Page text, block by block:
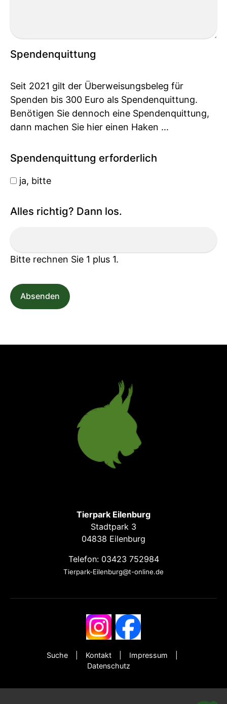
Spendenquittung
Seit 2021 gilt der Überweisungsbeleg für
Spenden bis 300 Euro als Spendenquittung.
Benötigen Sie dennoch eine Spendenquittung,
dann machen Sie hier einen Haken ...
Spendenquittung erforderlich
ja, bitte
Alles richtig? Dann los.
Bitte rechnen Sie 1 plus 1.
Absenden
Tierpark Eilenburg
Stadtpark 3
04838 Eilenburg
Telefon: 03423 752984
Tierpark-Eilenburg@t-online.de
Suche Kontakt
Impressum
Datenschutz